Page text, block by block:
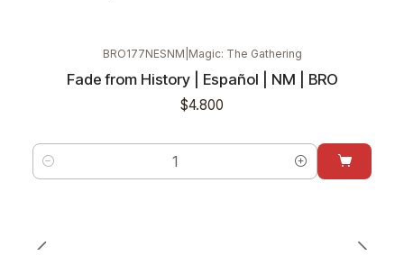
BRO177NESNM Magic: The Gathering
Fade from History | Español | NM | BRO
$4.800
Cantidad